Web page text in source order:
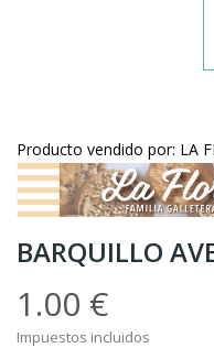
Producto vendido por: LA
BARQUILLO
1.00 €
Impuestos incluidos